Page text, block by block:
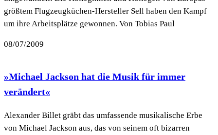
größtem Flugzeugküchen-Hersteller Sell haben den Kampf
um ihre Arbeitsplätze gewonnen. Von Tobias Paul
08/07/2009
»Michael Jackson hat die Musik für immer
verändert«
Alexander Billet gräbt das umfassende musikalische Erbe
von Michael Jackson aus, das von seinem oft bizarren